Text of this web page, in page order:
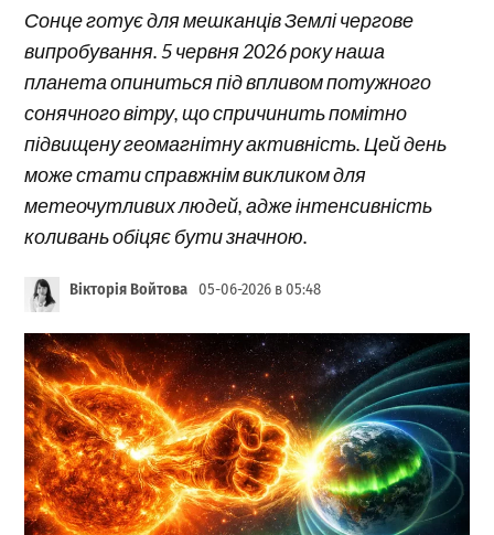
Сонце готує для мешканців Землі чергове
випробування. 5 червня 2026 року наша
планета опиниться під впливом потужного
сонячного вітру, що спричинить помітно
підвищену геомагнітну активність. Цей день
може стати справжнім викликом для
метеочутливих людей, адже інтенсивність
коливань обіцяє бути значною.
Вікторія Войтова 05-06-2026 в 05:48